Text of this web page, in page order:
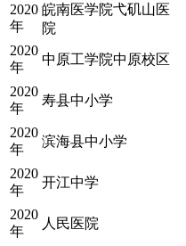
2020
年
皖南医学院弋矶山医
院
2020
年
中原工学院中原校区
2020
年
寿县中小学
2020
年
滨海县中小学
2020
年
开江中学
2020
年
人民医院